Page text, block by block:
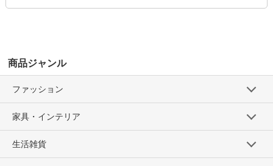
商品ジャンル
ファッション
家具・インテリア
生活雑貨